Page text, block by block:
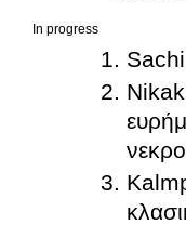
In progress